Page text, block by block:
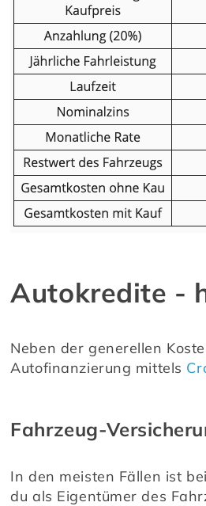
Autokredite -
Neben der generellen
Autofinanzierung mittels
Fahrzeug-
In den meisten Fällen ist
du als Eigentümer des